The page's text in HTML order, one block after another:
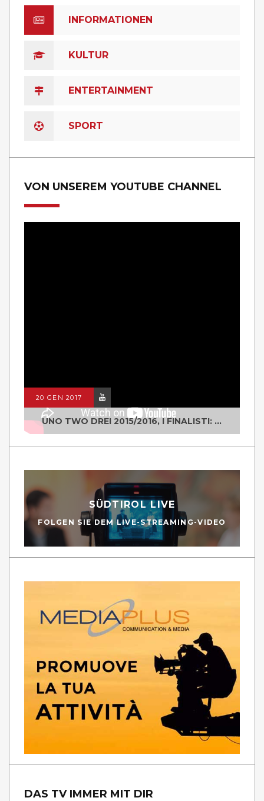
INFORMATIONEN
KULTUR
ENTERTAINMENT
SPORT
VON UNSEREM YOUTUBE CHANNEL
20 GEN 2017
UNO TWO DREI 2015/2016, I FINALISTI: CLASSE IV ALS ISTITUTO "DEGASPERI" BORGO VALSUGANA
SÜDTIROL LIVE
FOLGEN SIE DEM LIVE-STREAMING-VIDEO
DAS TV IMMER MIT DIR